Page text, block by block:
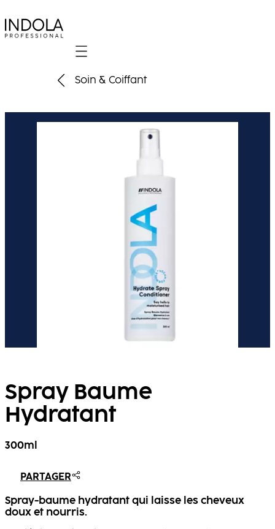
Mobile navigation
Soin & Coiffant
Spray Baume
Hydratant
300ml
PARTAGER
Spray-baume hydratant qui laisse les cheveux
doux et nourris.